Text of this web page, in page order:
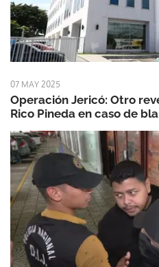
07 MAY 2025
Operación Jericó: Otro
Rico Pineda en caso de